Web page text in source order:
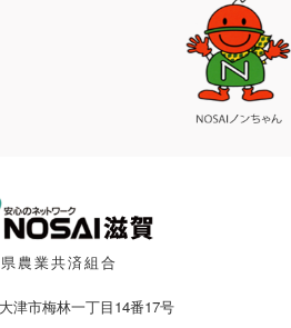
農業共済組合
津市梅林一丁目14番17号